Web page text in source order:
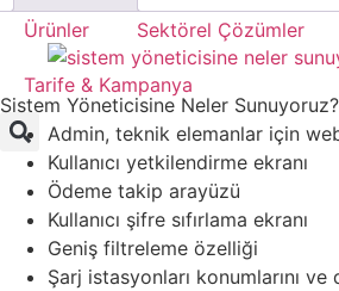
Ürünler Sektörel Çözümler
Tarife & Kampanya
Sistem Yöneticisine Neler Sunuyoruz?
Admin, teknik elemanlar için
Kullanıcı yetkilendirme ekranı
Ödeme takip arayüzü
Kullanıcı şifre sıfırlama ekranı
Geniş filtreleme özelliği
Şarj istasyonları konumlarını